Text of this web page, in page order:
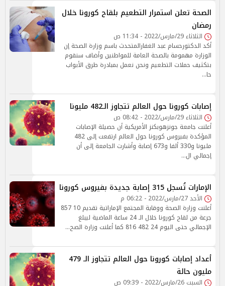
الصحة تعلن استمرار التطعيم بلقاح كورونا خلال
رمضان
الثلاثاء 29/مارس/2022 - 11:34 ص
أكد الدكتورحسام عبد الغفارالمتحدث باسم وزارة الصحة إن
الوزارة مهمومة بالصحة العامة للمواطنين وأضاف سنقوم
بتكثيف حملات التطعيم ونحن نعمل بمبادرة طرق الأبواب
حا…
إصابات كورونا حول العالم تتجاوز الـ482 مليونا
الثلاثاء 29/مارس/2022 - 08:42 ص
أعلنت جامعة جونزهوبكنز الأمريكية أن حصيلة الإصابات
المؤكدة بفيروس كورونا حول العالم ارتفعت إلى 482
مليونا و330 ألفا و673 إصابة وأشارت الجامعة إلى أن
إجمالي ال…
الإمارات تُسجل 315 إصابة جديدة بفيروس كورونا
الأحد 27/مارس/2022 - 06:22 م
أعلنت وزارة الصحة ووقاية المجتمع الإماراتية تقديم 10 857
جرعة من لقاح كورونا خلال الـ 24 ساعة الماضية ليبلغ
الإجمالي حتى اليوم 24 482 816 كما أعلنت وزارة الصح…
أعداد إصابات كورونا حول العالم تتجاوز الـ 479
مليون حالة
السبت 26/مارس/2022 - 09:39 ص